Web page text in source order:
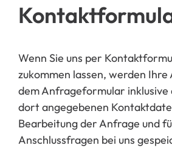
Wenn Sie uns per
zukommen lassen, werden Ihre
dem Anfrageformular inklusive
dort angegebenen
Bearbeitung der Anfrage und
Anschlussfragen bei uns gespe